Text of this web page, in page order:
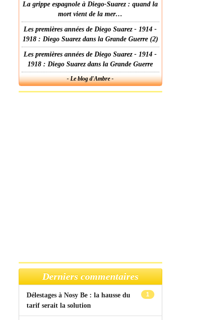
La grippe espagnole à Diego-Suarez : quand la
mort vient de la mer…
Les premières années de Diego Suarez - 1914 -
1918 : Diego Suarez dans la Grande Guerre (2)
Les premières années de Diego Suarez - 1914 -
1918 : Diego Suarez dans la Grande Guerre
- Le blog d'Ambre -
Derniers commentaires
1
Délestages à Nosy Be : la hausse du
tarif serait la solution